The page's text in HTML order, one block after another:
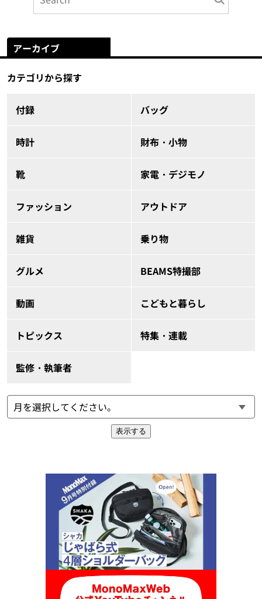
アーカイブ
カテゴリから探す
付録 バッグ
時計 財布・小物
靴 家電・デジモノ
ファッション アウトドア
雑貨 乗り物
グルメ BEAMS特撮部
動画 こどもと暮らし
トピックス 特集・連載
監修・執筆者
表示する